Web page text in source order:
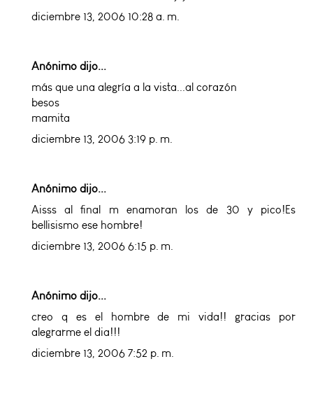
diciembre 13, 2006 10:28 a. m.
Anónimo dijo...
más que una alegría a la vista...al corazón
besos
mamita
diciembre 13, 2006 3:19 p. m.
Anónimo dijo...
Aisss al final m enamoran los de 30 y pico!Es
bellisismo ese hombre!
diciembre 13, 2006 6:15 p. m.
Anónimo dijo...
creo q es el hombre de mi vida!! gracias por
alegrarme el dia!!!
diciembre 13, 2006 7:52 p. m.